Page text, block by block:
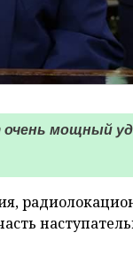
мощный